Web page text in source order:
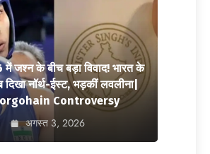
में जश्न के बीच बड़ा विवाद! भारत के
नॉर्थ-ईस्ट, भड़कीं लवलीना|
Controversy
अगस्त 3, 2026